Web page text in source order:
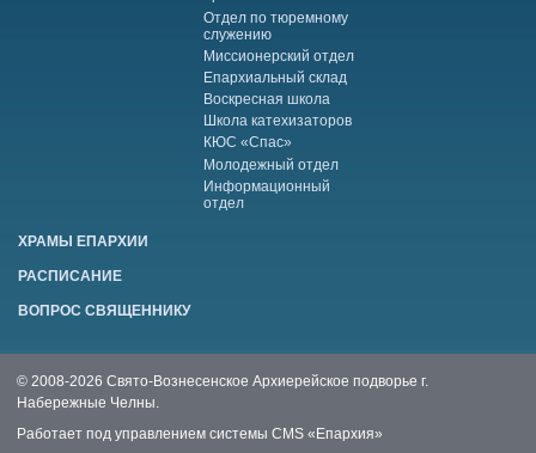
Отдел по тюремному
служению
Миссионерский отдел
Епархиальный склад
Воскресная школа
Школа катехизаторов
КЮС «Спас»
Молодежный отдел
Информационный
отдел
ХРАМЫ ЕПАРХИИ
РАСПИСАНИЕ
ВОПРОС СВЯЩЕННИКУ
© 2008-2026 Свято-Вознесенское Архиерейское подворье г.
Набережные Челны.
Работает под управлением системы CMS «Епархия»